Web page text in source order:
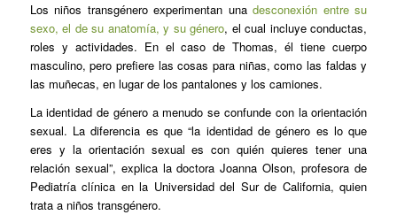
Los niños transgénero experimentan unadesconexión entre su
sexo, el de su anatomía, y su género, el cual incluye conductas,
roles y actividades. En el caso de Thomas, él tiene cuerpo
masculino, pero prefiere las cosas para niñas, como las faldas y
las muñecas, en lugar de los pantalones y los camiones.
La identidad de género a menudo se confunde con la orientación
sexual. La diferencia es que “la identidad de género es lo que
eres y la orientación sexual es con quién quieres tener una
relación sexual”, explica la doctora Joanna Olson, profesora de
Pediatría clínica en la Universidad del Sur de California, quien
trata a niños transgénero.